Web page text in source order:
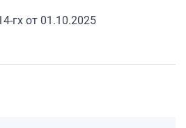
гх от 01.10.2025